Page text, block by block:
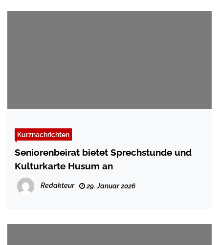
Kurznachrichten
Seniorenbeirat bietet Sprechstunde und
Kulturkarte Husum an
Redakteur 29. Januar 2026